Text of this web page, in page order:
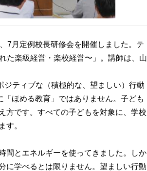
7月定例校長研修会を開催しました。テ
た楽級経営・楽校経営〜」。講師は、山
ティブな（積極的な、望ましい）行動
ほめる教育」ではありません。子ども
方です。すべての子どもを対象に、学校
す。
間とエネルギーを使ってきました。しか
に学べるとは限りません。望ましい行動